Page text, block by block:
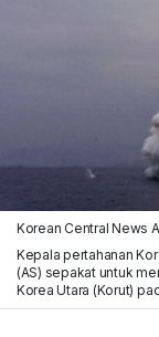
Korean Central News
Kepala pertahanan
(AS) sepakat untuk
Korea Utara (Korut)